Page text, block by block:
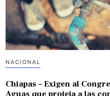
NACIONAL
Chiapas – Exigen al
Aguas que proteja a las